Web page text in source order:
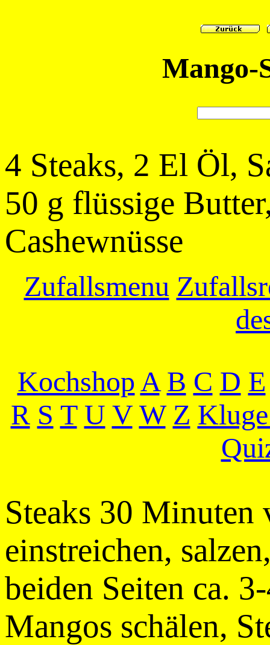
Mango-
4 Steaks, 2 El Öl,
50 g flüssige
Cashewnüsse
Zufallsmenu
KochshopA B C D E
R S T U V W Z
Steaks 30
einstreichen,
beiden Seiten ca.
Mangos schälen,